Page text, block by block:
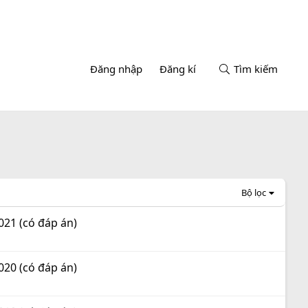
Đăng nhập Đăng kí Tìm kiếm
Bộ lọc
(có đáp án)
(có đáp án)